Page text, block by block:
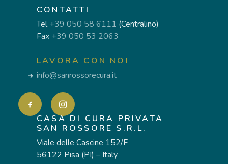
CONTATTI
Tel+39 050 58 6111 (Centralino)
Fax +39 050 53 2063
LAVORA CON NOI
info@sanrossorecura.it
CASA DI CURA PRIVATA
SAN ROSSORE S.R.L.
Viale delle Cascine 152/F
56122 Pisa (PI) – Italy